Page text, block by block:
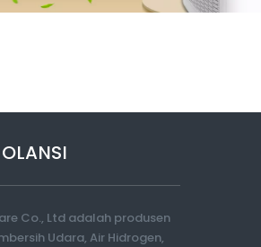
Co., Ltd adalah produsen
Udara, Air Hidrogen,